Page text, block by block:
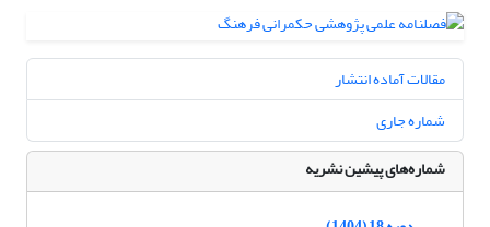
مقالات آماده انتشار
شماره جاری
شماره‌های پیشین نشریه